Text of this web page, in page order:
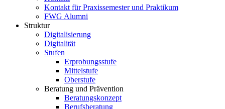
Kontakt für Praxissemester und Praktikum
FWG Alumni
Struktur
Digitalisierung
Digitalität
Stufen
Erprobungsstufe
Mittelstufe
Oberstufe
Beratung und Prävention
Beratungskonzept
Berufsberatung